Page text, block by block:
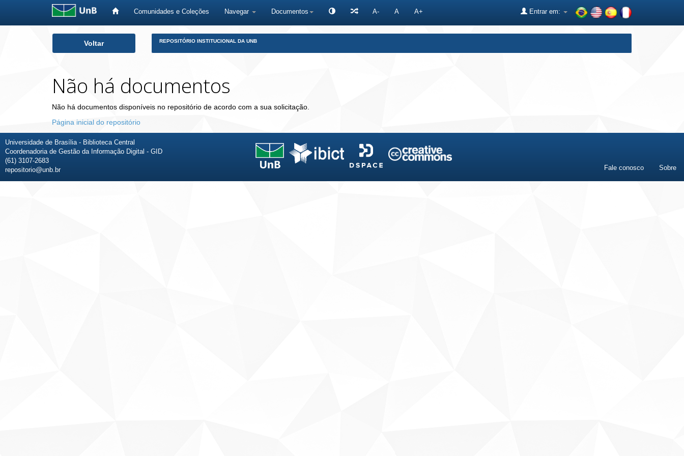
Comunidades e Coleções Navegar Documentos A- A A+ Entrar em:
Voltar REPOSITÓRIO INSTITUCIONAL DA UNB
Não há documentos
Não há documentos disponíveis no repositório de acordo com a sua solicitação.
Página inicial do repositório
Universidade de Brasília - Biblioteca Central
Coordenadoria de Gestão da Informação Digital - GID
(61) 3107-2683
repositorio@unb.br
Fale conosco Sobre